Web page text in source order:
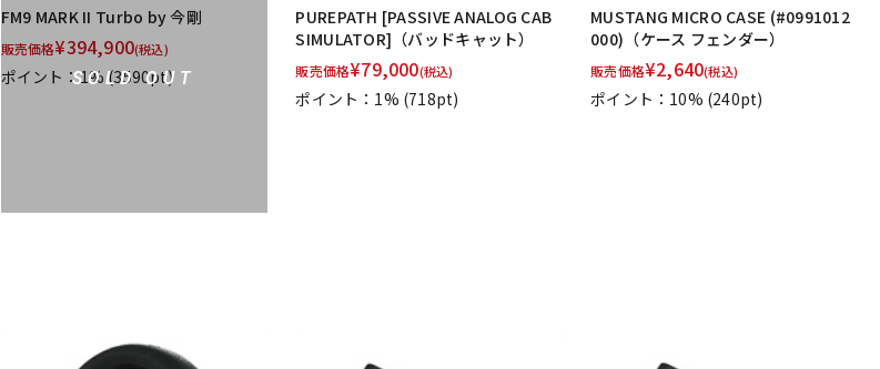
SOLD OUT
FM9 MARK II Turbo by 今剛
販売価格¥394,900(税込)
ポイント：1%(3590pt)
PUREPATH [PASSIVE ANALOG CAB
SIMULATOR]（バッドキャット）
販売価格¥79,000(税込)
ポイント：1% (718pt)
MUSTANG MICRO CASE (#0991012
000)（ケース フェンダー）
販売価格¥2,640(税込)
ポイント：10% (240pt)